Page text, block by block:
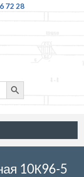
72 28
Search
Button
10К96-5